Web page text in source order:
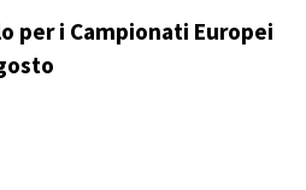
per i Campionati Europei